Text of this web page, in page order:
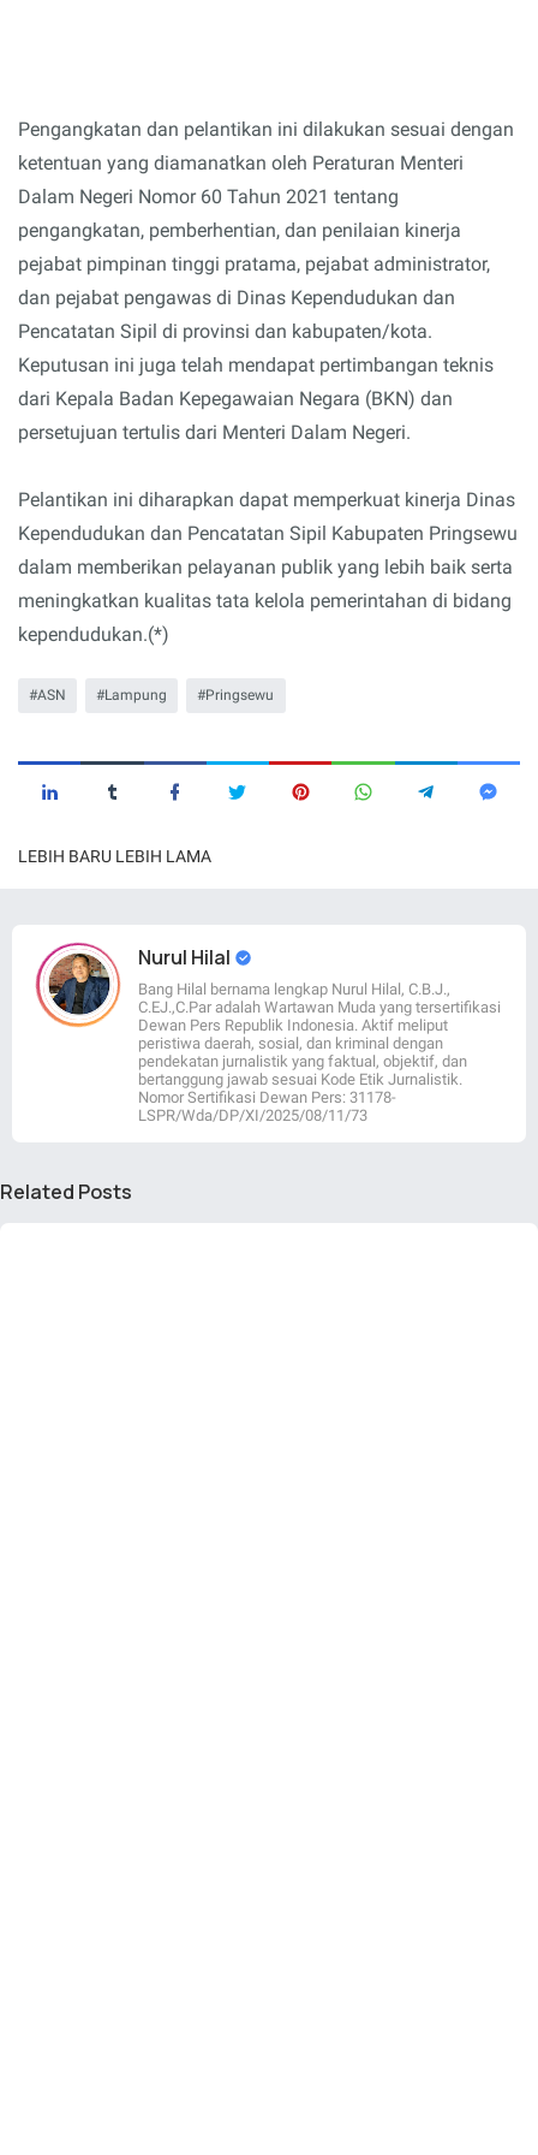
Pengangkatan dan pelantikan ini dilakukan sesuai dengan
ketentuan yang diamanatkan oleh Peraturan Menteri
Dalam Negeri Nomor 60 Tahun 2021 tentang
pengangkatan, pemberhentian, dan penilaian kinerja
pejabat pimpinan tinggi pratama, pejabat administrator,
dan pejabat pengawas di Dinas Kependudukan dan
Pencatatan Sipil di provinsi dan kabupaten/kota.
Keputusan ini juga telah mendapat pertimbangan teknis
dari Kepala Badan Kepegawaian Negara (BKN) dan
persetujuan tertulis dari Menteri Dalam Negeri.
Pelantikan ini diharapkan dapat memperkuat kinerja Dinas
Kependudukan dan Pencatatan Sipil Kabupaten Pringsewu
dalam memberikan pelayanan publik yang lebih baik serta
meningkatkan kualitas tata kelola pemerintahan di bidang
kependudukan.(*)
ASN Lampung Pringsewu
LEBIH BARU LEBIH LAMA
Nurul Hilal
Bang Hilal bernama lengkap Nurul Hilal, C.B.J.,
C.EJ.,C.Par adalah Wartawan Muda yang tersertifikasi
Dewan Pers Republik Indonesia. Aktif meliput
peristiwa daerah, sosial, dan kriminal dengan
pendekatan jurnalistik yang faktual, objektif, dan
bertanggung jawab sesuai Kode Etik Jurnalistik.
Nomor Sertifikasi Dewan Pers: 31178-
LSPR/Wda/DP/XI/2025/08/11/73
Related Posts